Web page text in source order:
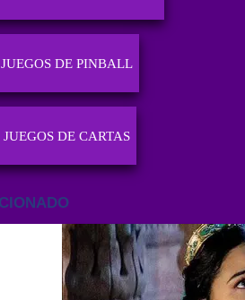
JUEGOS DE PINBALL
JUEGOS DE CARTAS